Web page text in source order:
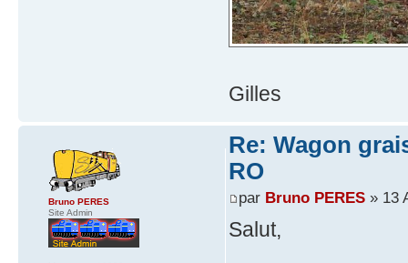
Gilles
Re: Wagon
RO
par Bruno PERES» 13
Salut,
Bruno PERES
Site Admin